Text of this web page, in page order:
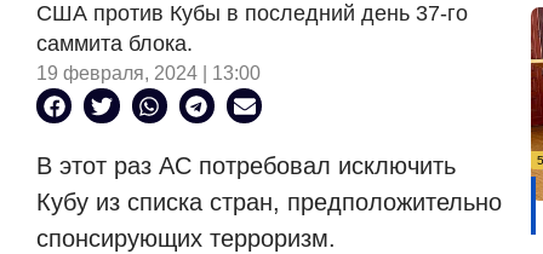
США против Кубы в последний день 37-го
саммита блока.
19 февраля, 2024 | 13:00
В этот раз АС потребовал исключить
Кубу из списка стран, предположительно
спонсирующих терроризм.